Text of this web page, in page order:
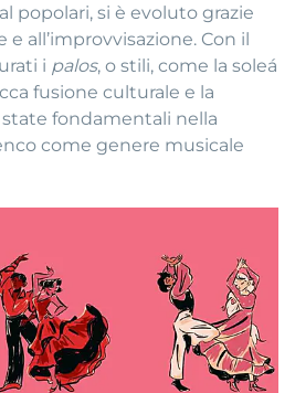
popolari, si è evoluto grazie
e all’improvvisazione. Con il
i palos, o stili, come la soleá
fusione culturale e la
fondamentali nella
come genere musicale